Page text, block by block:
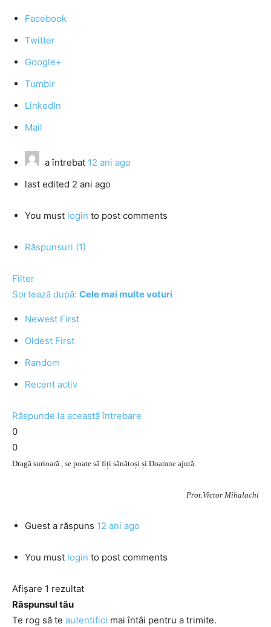
Facebook
Twitter
Google+
Tumblr
LinkedIn
Mail
a întrebat 12 ani ago
last edited 2 ani ago
You must login to post comments
Răspunsuri (1)
Filter
Sortează după: Cele mai multe voturi
Newest First
Oldest First
Random
Recent activ
Răspunde la această întrebare
0
0
Dragă surioară , se poate să fiți sănătoși și Doamne ajută.
Prot.Victor Mihalachi
Guest a răspuns 12 ani ago
You must login to post comments
Afișare 1 rezultat
Răspunsul tău
Te rog să te autentifici mai întâi pentru a trimite.